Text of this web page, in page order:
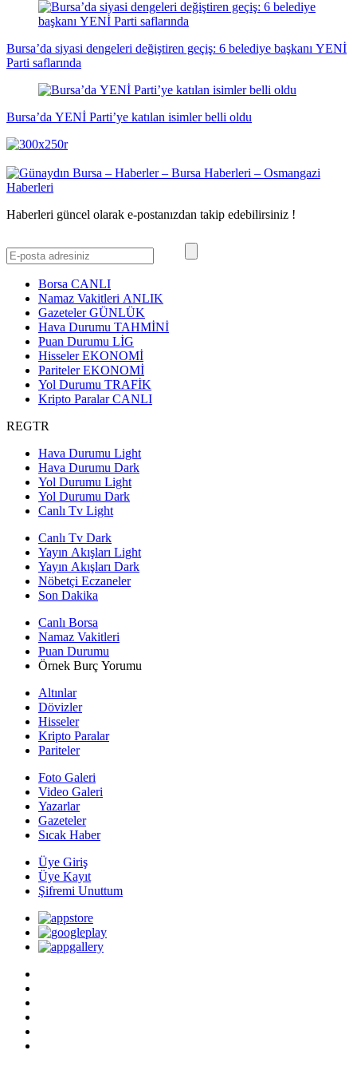
Bursa’da siyasi dengeleri değiştiren geçiş: 6 belediye başkanı YENİ
Parti saflarında
Bursa’da YENİ Parti’ye katılan isimler belli oldu
Haberleri güncel olarak e-postanızdan takip edebilirsiniz !
Borsa CANLI
Namaz Vakitleri ANLIK
GazetelerGÜNLÜK
Hava Durumu TAHMİNİ
Puan Durumu LİG
HisselerEKONOMİ
ParitelerEKONOMİ
Yol Durumu TRAFİK
Kripto ParalarCANLI
REGTR
Hava Durumu Light
Hava Durumu Dark
Yol Durumu Light
Yol Durumu Dark
Canlı Tv Light
Canlı Tv Dark
Yayın Akışları Light
Yayın Akışları Dark
Nöbetçi Eczaneler
Son Dakika
Canlı Borsa
Namaz Vakitleri
Puan Durumu
Örnek Burç Yorumu
Altınlar
Dövizler
Hisseler
Kripto Paralar
Pariteler
Foto Galeri
Video Galeri
Yazarlar
Gazeteler
Sıcak Haber
Üye Giriş
Üye Kayıt
Şifremi Unuttum